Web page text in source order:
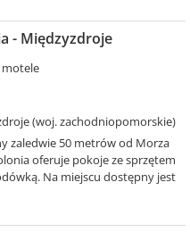
- Międzyzdroje
(woj. zachodniopomorskie)
zaledwie 50 metrów od Morza
oferuje pokoje ze sprzętem
Na miejscu dostępny jest